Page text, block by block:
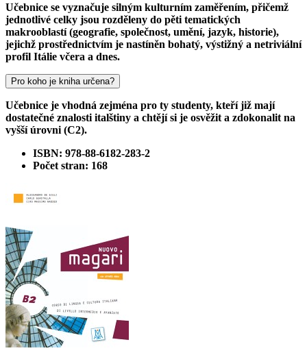
Učebnice se vyznačuje silným kulturním zaměřením, přičemž
jednotlivé celky jsou rozděleny do pěti tematických
makrooblastí (geografie, společnost, umění, jazyk, historie),
jejichž prostřednictvím je nastíněn bohatý, výstižný a netriviální
profil Itálie včera a dnes.
Pro koho je kniha určena?
Učebnice je vhodná zejména pro ty studenty, kteří již mají
dostatečné znalosti italštiny a chtějí si je osvěžit a zdokonalit na
vyšší úrovni (C2).
ISBN: 978-88-6182-283-2
Počet stran: 168